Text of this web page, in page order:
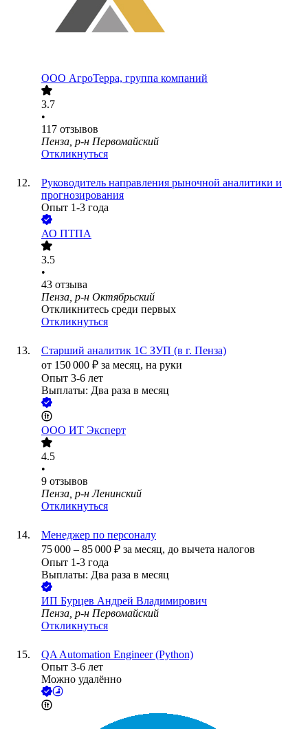
ООО АгроТерра, группа компаний
3.7
•
117 отзывов
Пенза, р-н Первомайский
Откликнуться
Руководитель направления рыночной аналитики и
прогнозирования
Опыт 1-3 года
АО ПТПА
3.5
•
43 отзыва
Пенза, р-н Октябрьский
Откликнитесь среди первых
Откликнуться
Старший аналитик 1С ЗУП (в г. Пенза)
от 150 000 ₽ за месяц, на руки
Опыт 3-6 лет
Выплаты: Два раза в месяц
ООО ИТ Эксперт
4.5
•
9 отзывов
Пенза, р-н Ленинский
Откликнуться
Менеджер по персоналу
75 000 – 85 000 ₽ за месяц, до вычета налогов
Опыт 1-3 года
Выплаты: Два раза в месяц
ИП Бурцев Андрей Владимирович
Пенза, р-н Первомайский
Откликнуться
QA Automation Engineer (Python)
Опыт 3-6 лет
Можно удалённо